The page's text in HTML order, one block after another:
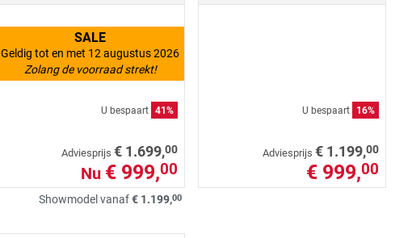
SALE
Geldig tot en met 12 augustus 2026
Zolang de voorraad strekt!
U bespaart 41%
Adviesprijs € 1.699,00
Nu € 999,00
Showmodel vanaf€ 1.199,00
U bespaart 16%
Adviesprijs € 1.199,00
€ 999,00